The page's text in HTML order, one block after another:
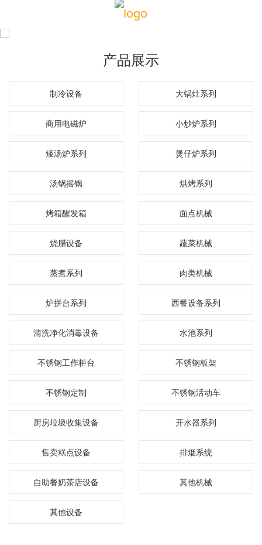
产品展示
制冷设备 大锅灶系列
商用电磁炉 小炒炉系列
矮汤炉系列 煲仔炉系列
汤锅摇锅 烘烤系列
烤箱醒发箱 面点机械
烧腊设备 蔬菜机械
蒸煮系列 肉类机械
炉拼台系列 西餐设备系列
清洗净化消毒设备 水池系列
不锈钢工作柜台 不锈钢板架
不锈钢定制 不锈钢活动车
厨房垃圾收集设备 开水器系列
售卖糕点设备 排烟系统
自助餐奶茶店设备 其他机械
其他设备